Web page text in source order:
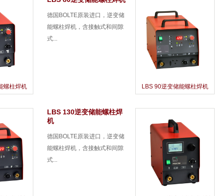
螺柱焊机
德国BOLTE原装进口，逆变储
能螺柱焊机，含接触式和间隙
式...
LBS 90逆变储能螺柱焊机
LBS 130逆变储能螺柱焊
机
德国BOLTE原装进口，逆变储
能螺柱焊机，含接触式和间隙
式...